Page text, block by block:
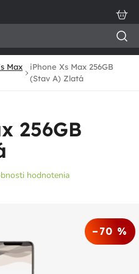
Max
iPhone Xs Max 256GB
(Stav A) Zlatá
256GB
hodnotenia
–70 %